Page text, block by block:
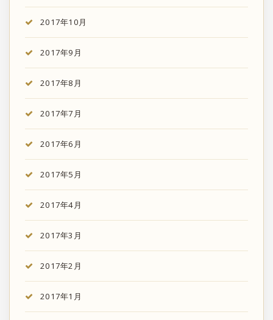
2017年10月
2017年9月
2017年8月
2017年7月
2017年6月
2017年5月
2017年4月
2017年3月
2017年2月
2017年1月